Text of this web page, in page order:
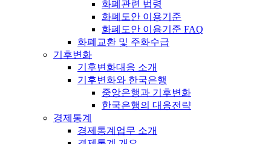
화폐관련 법령
화폐도안 이용기준
화폐도안 이용기준 FAQ
화폐교환 및 주화수급
기후변화
기후변화대응 소개
기후변화와 한국은행
중앙은행과 기후변화
한국은행의 대응전략
경제통계
경제통계업무 소개